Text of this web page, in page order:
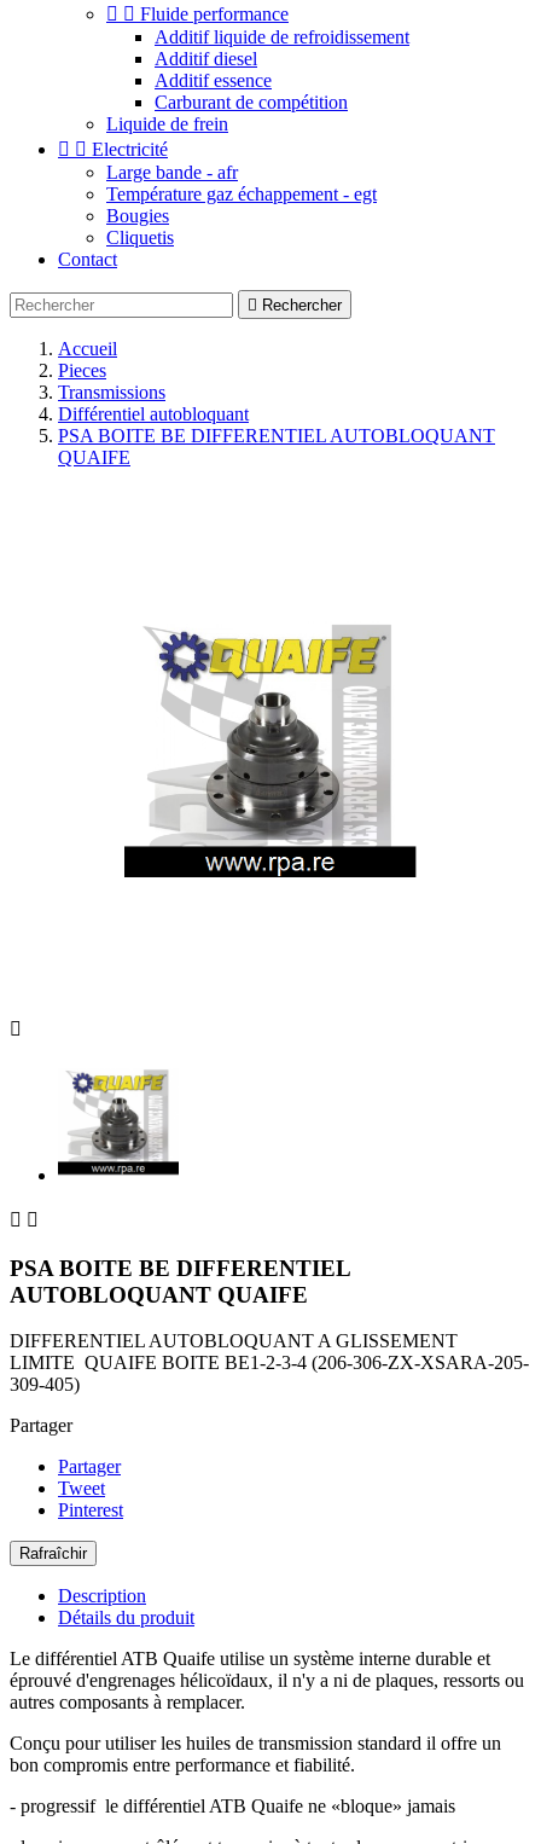
  Fluide performance
Additif liquide de refroidissement
Additif diesel
Additif essence
Carburant de compétition
Liquide de frein
  Electricité
Large bande - afr
Température gaz échappement - egt
Bougies
Cliquetis
Contact
 Rechercher
Accueil
Pieces
Transmissions
Différentiel autobloquant
PSA BOITE BE DIFFERENTIEL AUTOBLOQUANT
QUAIFE

 
PSA BOITE BE DIFFERENTIEL
AUTOBLOQUANT QUAIFE
DIFFERENTIEL AUTOBLOQUANT A GLISSEMENT
LIMITE QUAIFE BOITE BE1-2-3-4 (206-306-ZX-XSARA-205-
309-405)
Partager
Partager
Tweet
Pinterest
Description
Détails du produit
Le différentiel ATB Quaife utilise un système interne durable et
éprouvé d'engrenages hélicoïdaux, il n'y a ni de plaques, ressorts ou
autres composants à remplacer.
Conçu pour utiliser les huiles de transmission standard il offre un
bon compromis entre performance et fiabilité.
- progressif le différentiel ATB Quaife ne «bloque» jamais